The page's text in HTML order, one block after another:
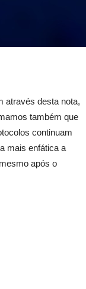
através desta nota,
também que
continuam
mais enfática a
após o